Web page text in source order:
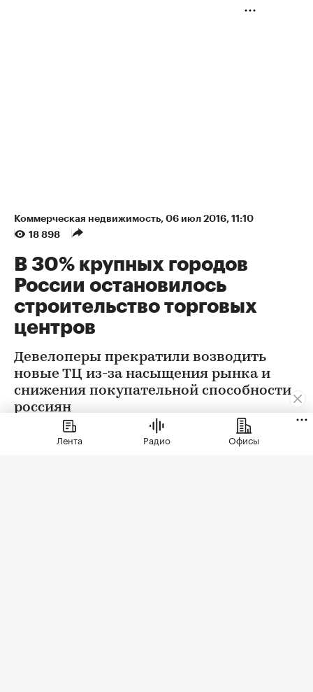
Коммерческая недвижимость⁠, 06 июл 2016, 11:10
18 898
В 30% крупных городов
России остановилось
строительство торговых
центров
Девелоперы прекратили возводить
новые ТЦ из-за насыщения рынка и
снижения покупательной способности
россиян
Лента Радио Офисы